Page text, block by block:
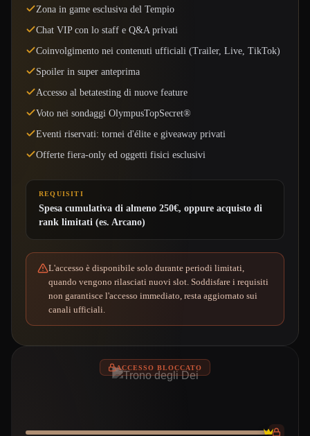
Zona in game esclusiva del Tempio
Chat VIP con lo staff e Q&A privati
Coinvolgimento nei contenuti ufficiali (Trailer, Live, TikTok)
Spoiler in super anteprima
Accesso al betatesting di nuove feature
Voto nei sondaggi OlympusTopSecret®
Eventi riservati: tornei d'élite e giveaway privati
Offerte fiera-only ed oggetti fisici esclusivi
REQUISITI
Spesa cumulativa di almeno 250€, oppure acquisto di
rank limitati (es. Arcano)
L'accesso è disponibile solo durante periodi limitati,
quando vengono rilasciati nuovi slot. Soddisfare i requisiti
non garantisce l'accesso immediato, resta aggiornato sui
canali ufficiali.
ACCESSO BLOCCATO